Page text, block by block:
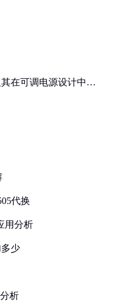
在可调电源设计中的
代换
用分析
少
析